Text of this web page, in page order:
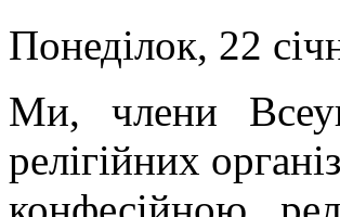
Понеділок, 22
Ми, члени
релігійних